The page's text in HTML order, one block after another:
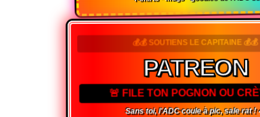
💰💰 SOUTIENS LE CAPITAINE 💰💰
PATREON
🚨 FILE TON POGNON OU
Sans toi, l'ADC coule à pic, sale rat !